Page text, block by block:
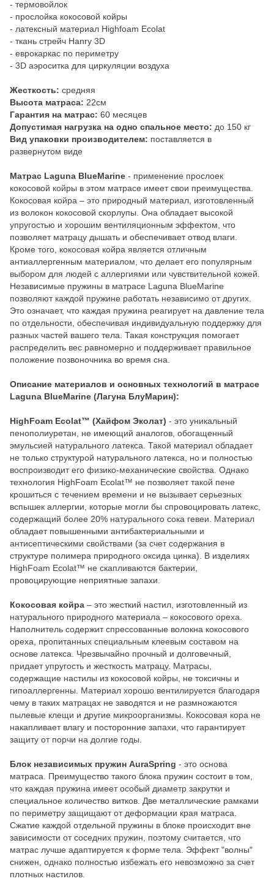
- термовойлок
- прослойка кокосовой койры
- латексный материал Highfoam Ecolat
- ткань стрейч Hanry 3D
- еврокаркас по периметру
- 3D аэроситка для циркуляции воздуха
Жесткость: средняя
Высота матраса: 22см
Гарантия на матрас: 60 месяцев
Допустимая нагрузка на одно спальное место: до 150 кг
Вид упаковки производителем: поставляется в
развернутом виде
Матрас Laguna BlueMarine - применение прослоек
кокосовой койры в этом матрасе имеет свои преимущества.
Кокосовая койра – это природный материал, изготовленный
из волокон кокосовой скорлупы. Она обладает высокой
упругостью и хорошим вентиляционным эффектом, что
позволяет матрацу дышать и обеспечивает отвод влаги.
Кроме того, кокосовая койра является отличным
антиаллергенным материалом, что делает его популярным
выбором для людей с аллергиями или чувствительной кожей.
Независимые пружины в матрасе Laguna BlueMarine
позволяют каждой пружине работать независимо от других.
Это означает, что каждая пружина реагирует на давление тела
по отдельности, обеспечивая индивидуальную поддержку для
разных частей вашего тела. Такая конструкция помогает
распределить вес равномерно и поддерживает правильное
положение позвоночника во время сна.
Описание материалов и основных технологий в матрасе
Laguna BlueMarine (Лагуна БлуМарин):
HighFoam Ecolat™ (Хайфом Эколат) - это уникальный
пенополиуретан, не имеющий аналогов, обогащенный
эмульсией натурального латекса. Такой материал обладает
не только структурой натурального латекса, но и полностью
воспроизводит его физико-механические свойства. Однако
технология HighFoam Ecolat™ не позволяет такой пене
крошиться с течением времени и не вызывает серьезных
вспышек аллергии, которые могли бы спровоцировать латекс,
содержащий более 20% натурального сока гевеи. Материал
обладает повышенными антибактериальными и
антисептическими свойствами (за счет содержания в
структуре полимера природного оксида цинка). В изделиях
HighFoam Ecolat™ не скапливаются бактерии,
провоцирующие неприятные запахи.
Кокосовая койра – это жесткий настил, изготовленный из
натурального природного материала – кокосового ореха.
Наполнитель содержит спрессованные волокна кокосового
ореха, пропитанных специальным клеевым составом на
основе латекса. Чрезвычайно прочный и долговечный,
придает упругость и жесткость матрацу. Матрасы,
содержащие настилы из кокосовой койры, не токсичны и
гипоаллергенны. Материал хорошо вентилируется благодаря
чему в таких матрацах не заводятся и не размножаются
пылевые клещи и другие микроорганизмы. Кокосовая кора не
накапливает влагу и посторонние запахи, что гарантирует
защиту от порчи на долгие годы.
Блок независимых пружин AuraSpring - это основа
матраса. Преимущество такого блока пружин состоит в том,
что каждая пружина имеет особый диаметр закрутки и
специальное количество витков. Две металлические рамками
по периметру защищают от деформации края матраса.
Сжатие каждой отдельной пружины в блоке происходит вне
зависимости от соседних пружин, поэтому считается, что
матрас лучше адаптируется к форме тела. Эффект "волны"
снижен, однако полностью избежать его невозможно за счет
плотных настилов.